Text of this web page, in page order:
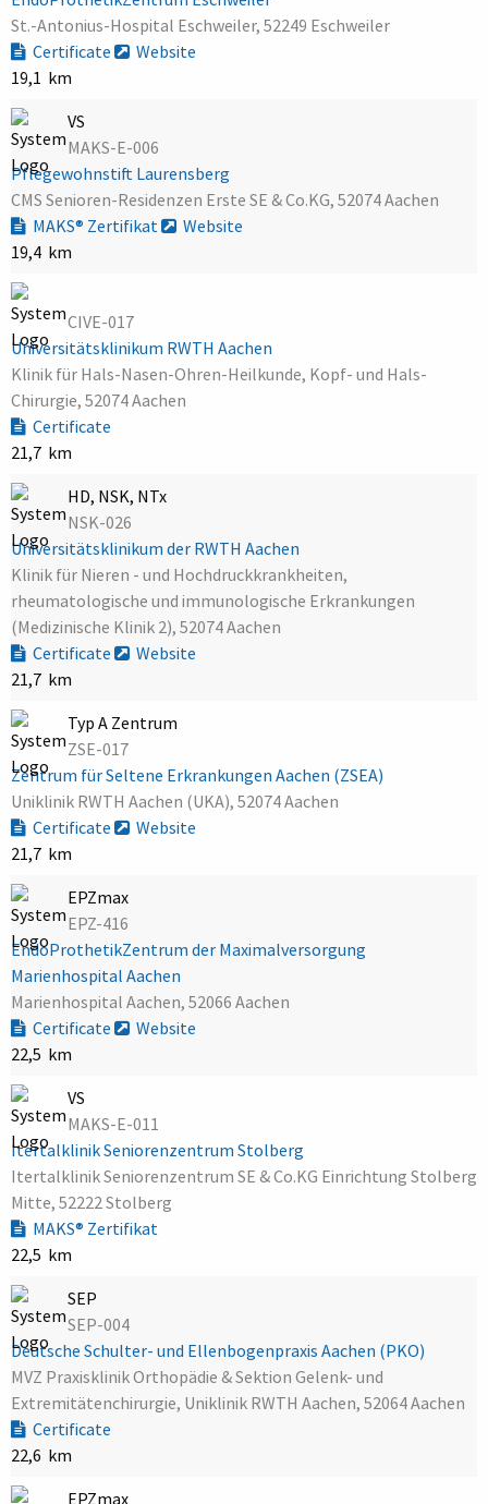
St.-Antonius-Hospital Eschweiler, 52249 Eschweiler
Certificate
Website
19,1 km
VS
MAKS-E-006
Pflegewohnstift Laurensberg
CMS Senioren-Residenzen Erste SE & Co.KG, 52074 Aachen
MAKS® Zertifikat
Website
19,4 km
CIVE-017
Universitätsklinikum RWTH Aachen
Klinik für Hals-Nasen-Ohren-Heilkunde, Kopf- und Hals-
Chirurgie, 52074 Aachen
Certificate
21,7 km
HD, NSK, NTx
NSK-026
Universitätsklinikum der RWTH Aachen
Klinik für Nieren - und Hochdruckkrankheiten,
rheumatologische und immunologische Erkrankungen
(Medizinische Klinik 2), 52074 Aachen
Certificate
Website
21,7 km
Typ A Zentrum
ZSE-017
Zentrum für Seltene Erkrankungen Aachen (ZSEA)
Uniklinik RWTH Aachen (UKA), 52074 Aachen
Certificate
Website
21,7 km
EPZmax
EPZ-416
EndoProthetikZentrum der Maximalversorgung
Marienhospital Aachen
Marienhospital Aachen, 52066 Aachen
Certificate
Website
22,5 km
VS
MAKS-E-011
Itertalklinik Seniorenzentrum Stolberg
Itertalklinik Seniorenzentrum SE & Co.KG Einrichtung Stolberg
Mitte, 52222 Stolberg
MAKS® Zertifikat
22,5 km
SEP
SEP-004
Deutsche Schulter- und Ellenbogenpraxis Aachen (PKO)
MVZ Praxisklinik Orthopädie & Sektion Gelenk- und
Extremitätenchirurgie, Uniklinik RWTH Aachen, 52064 Aachen
Certificate
22,6 km
EPZmax